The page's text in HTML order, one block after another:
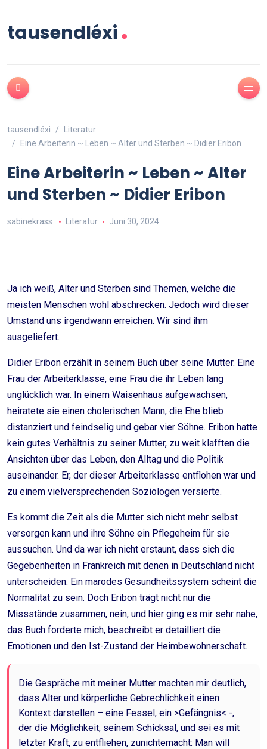
tausendléxi.
tausendléxi
Literatur
Eine Arbeiterin ~ Leben ~ Alter und Sterben ~ Didier Eribon
Eine Arbeiterin ~ Leben ~ Alter
und Sterben ~ Didier Eribon
sabinekrass Literatur Juni 30, 2024
Ja ich weiß, Alter und Sterben sind Themen, welche die
meisten Menschen wohl abschrecken. Jedoch wird dieser
Umstand uns irgendwann erreichen. Wir sind ihm
ausgeliefert.
Didier Eribon erzählt in seinem Buch über seine Mutter. Eine
Frau der Arbeiterklasse, eine Frau die ihr Leben lang
unglücklich war. In einem Waisenhaus aufgewachsen,
heiratete sie einen cholerischen Mann, die Ehe blieb
distanziert und feindselig und gebar vier Söhne. Eribon hatte
kein gutes Verhältnis zu seiner Mutter, zu weit klafften die
Ansichten über das Leben, den Alltag und die Politik
auseinander. Er, der dieser Arbeiterklasse entflohen war und
zu einem vielversprechenden Soziologen versierte.
Es kommt die Zeit als die Mutter sich nicht mehr selbst
versorgen kann und ihre Söhne ein Pflegeheim für sie
aussuchen. Und da war ich nicht erstaunt, dass sich die
Gegebenheiten in Frankreich mit denen in Deutschland nicht
unterscheiden. Ein marodes Gesundheitssystem scheint die
Normalität zu sein. Doch Eribon trägt nicht nur die
Missstände zusammen, nein, und hier ging es mir sehr nahe,
das Buch forderte mich, beschreibt er detailliert die
Emotionen und den Ist-Zustand der Heimbewohnerschaft.
Die Gespräche mit meiner Mutter machten mir deutlich,
dass Alter und körperliche Gebrechlichkeit einen
Kontext darstellen – eine Fessel, ein >Gefängnis< -,
der die Möglichkeit, seinem Schicksal, und sei es mit
letzter Kraft, zu entfliehen, zunichtemacht: Man will